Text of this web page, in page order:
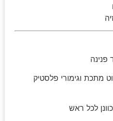
פנינה
מתכת וגימורי פלסטיק